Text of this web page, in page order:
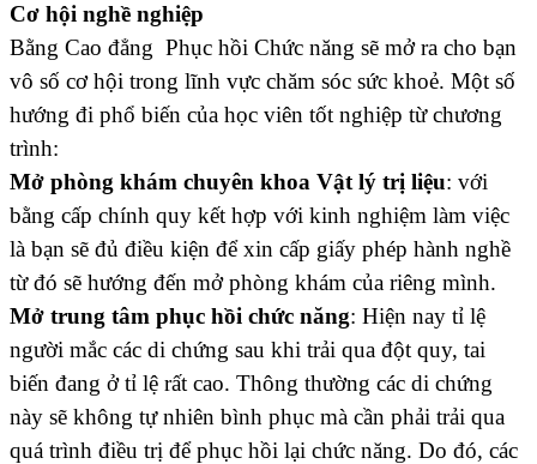
Cơ hội nghề nghiệp
Bằng Cao đẳng Phục hồi Chức năng sẽ mở ra cho bạn
vô số cơ hội trong lĩnh vực chăm sóc sức khoẻ. Một số
hướng đi phổ biến của học viên tốt nghiệp từ chương
trình:
Mở phòng khám chuyên khoa Vật lý trị liệu: với
bằng cấp chính quy kết hợp với kinh nghiệm làm việc
là bạn sẽ đủ điều kiện để xin cấp giấy phép hành nghề
từ đó sẽ hướng đến mở phòng khám của riêng mình.
Mở trung tâm phục hồi chức năng: Hiện nay tỉ lệ
người mắc các di chứng sau khi trải qua đột quy, tai
biến đang ở tỉ lệ rất cao. Thông thường các di chứng
này sẽ không tự nhiên bình phục mà cần phải trải qua
quá trình điều trị để phục hồi lại chức năng. Do đó, các